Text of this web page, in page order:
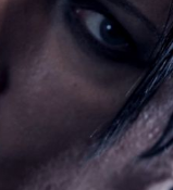
here!